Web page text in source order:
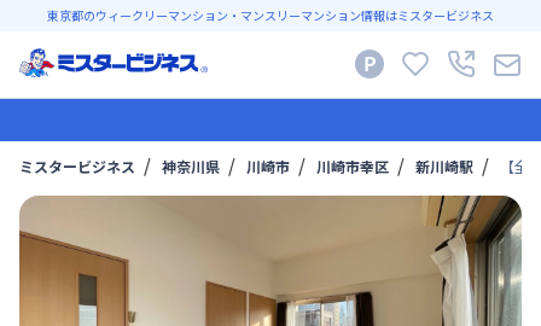
東京都のウィークリーマンション・マンスリーマンション情報はミスタービジネス
ミスタービジネス 神奈川県 川崎市 川崎市幸区 新川崎駅 【